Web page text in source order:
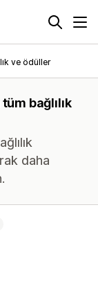
ve ödüller
bağlılık
daha